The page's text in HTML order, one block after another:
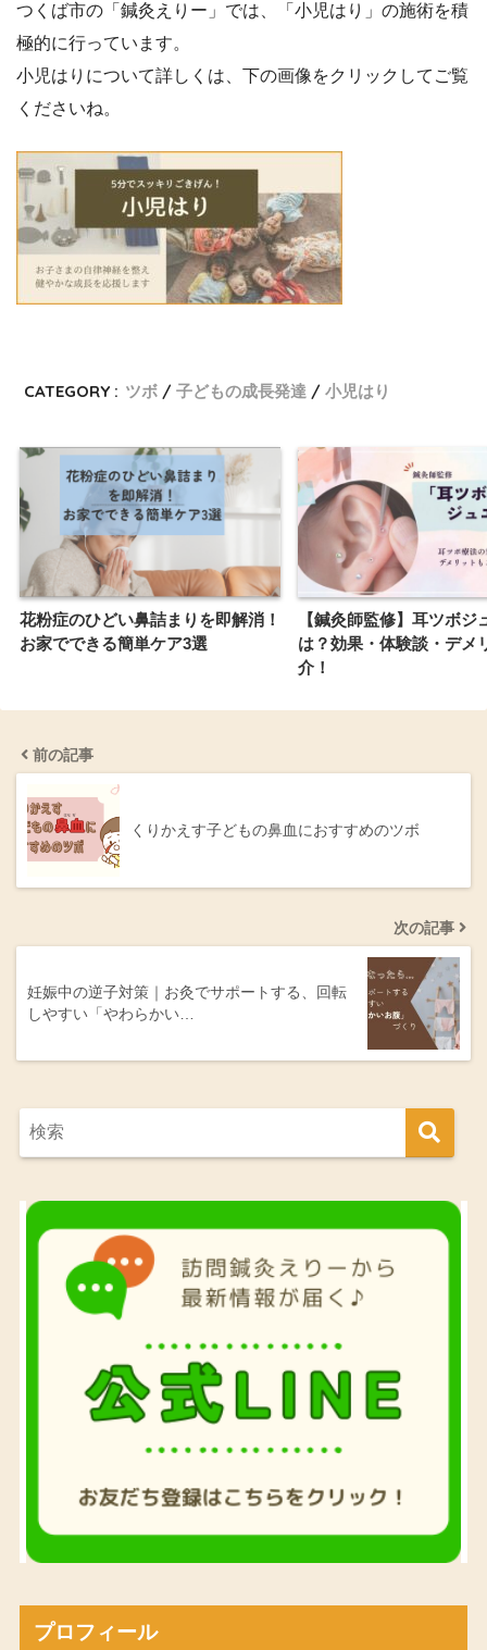
つくば市の「鍼灸えりー」では、「小児はり」の施術を積
極的に行っています。
小児はりについて詳しくは、下の画像をクリックしてご覧
くださいね。
CATEGORY : ツボ 子どもの成長発達 小児はり
花粉症のひどい鼻詰まりを即解消！
お家でできる簡単ケア3選
【鍼灸師監修】耳ツボジ
は？効果・体験談・デメ
介！
前の記事
くりかえす子どもの鼻血におすすめのツボ
次の記事
妊娠中の逆子対策｜お灸でサポートする、回転
しやすい「やわらかい…
プロフィール